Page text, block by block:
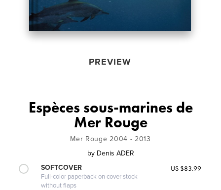
PREVIEW
Espèces sous-marines de
Mer Rouge
Mer Rouge 2004 - 2013
by Denis ADER
SOFTCOVER
Full-color paperback on cover stock
without flaps
US $83.99